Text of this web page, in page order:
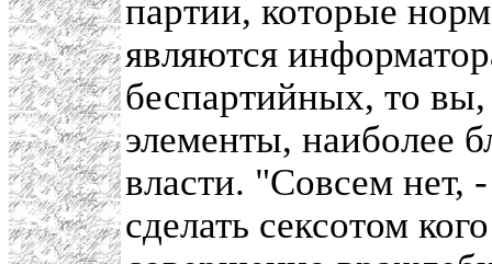
партии, которые
являются
беспартийных, то
элементы, наиболее
власти. "Совсем
сделать сексотом